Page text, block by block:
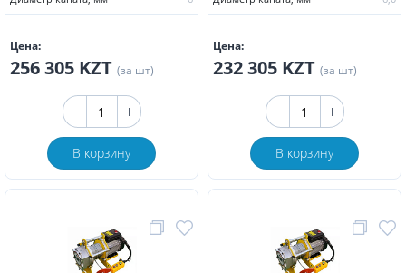
Цена:
256 305 KZT (за шт)
В корзину
Цена:
232 305 KZT (за шт)
В корзину